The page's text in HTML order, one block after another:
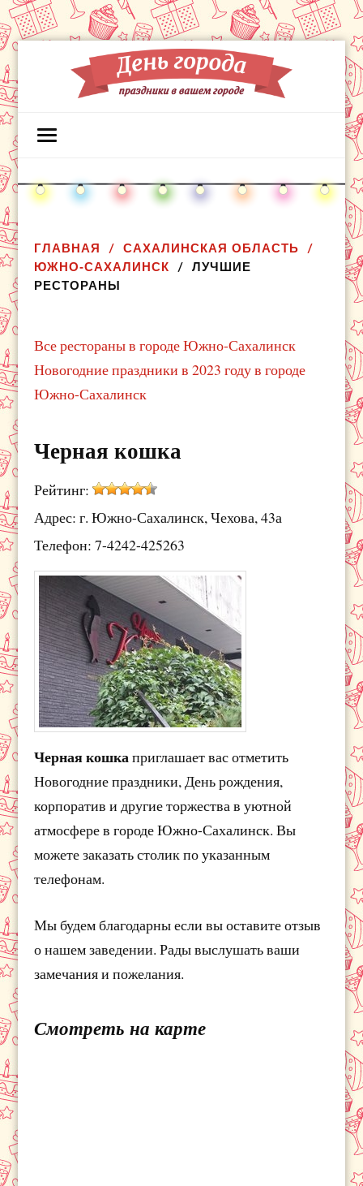
ГЛАВНАЯ
САХАЛИНСКАЯ ОБЛАСТЬ
ЮЖНО-САХАЛИНСК
ЛУЧШИЕ
РЕСТОРАНЫ
Все рестораны в городе Южно-Сахалинск
Новогодние праздники в 2023 году в городе
Южно-Сахалинск
Черная кошка
Рейтинг:
Адрес: г. Южно-Сахалинск, Чехова, 43а
Телефон: 7-4242-425263
Черная кошкаприглашает вас отметить
Новогодние праздники, День рождения,
корпоратив и другие торжества в уютной
атмосфере в городе Южно-Сахалинск. Вы
можете заказать столик по указанным
телефонам.
Мы будем благодарны если вы оставите отзыв
о нашем заведении. Рады выслушать ваши
замечания и пожелания.
Смотреть на карте